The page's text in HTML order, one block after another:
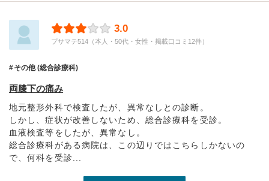
3.0
プサマテ514（本人・50代・女性・掲載口コミ12件）
その他 (総合診療科)
両膝下の痛み
地元整形外科で検査したが、異常なしとの診断。
しかし、症状が改善しないため、総合診療科を受診。
血液検査等をしたが、異常なし。
総合診療科がある病院は、この辺りではこちらしかないの
で、何科を受診...